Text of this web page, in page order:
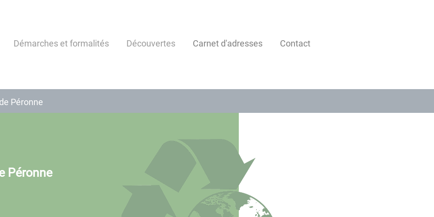
Démarches et formalités Découvertes Carnet d'adresses Contact
Péronne
Péronne